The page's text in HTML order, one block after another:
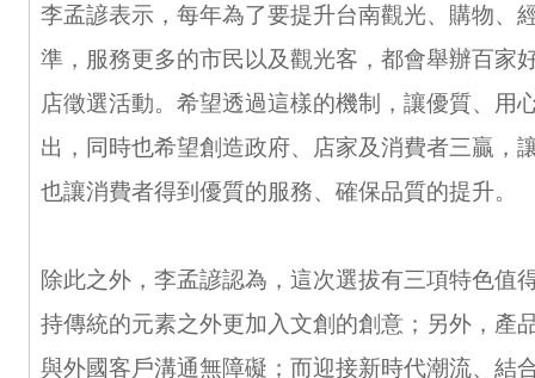
李孟諺表示，每年為了要提升台南觀光、購物、
準，服務更多的市民以及觀光客，都會舉辦百家
店徵選活動。希望透過這樣的機制，讓優質、用
出，同時也希望創造政府、店家及消費者三贏，
也讓消費者得到優質的服務、確保品質的提升。
除此之外，李孟諺認為，這次選拔有三項特色值
持傳統的元素之外更加入文創的創意；另外，產
與外國客戶溝通無障礙；而迎接新時代潮流、結